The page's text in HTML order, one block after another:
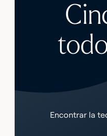
Encontrar la